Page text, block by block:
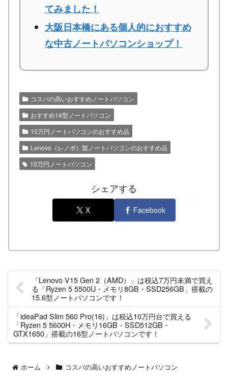
てみました！
大阪日本橋にある個人的におすすめ
な中古ノートパソコンショップ！
コスパの高いおすすめノートパソコン
おすすめ14型ノートパソコン
10万円ノートパソコンのおすすめ品
Lenovo（レノボ）製ノートパソコンのおすすめ品
10万円ノートパソコン
シェアする
X Facebook
「Lenovo V15 Gen 2（AMD）」は税込7万円未満で買え
る「Ryzen 5 5500U・メモリ8GB・SSD256GB」搭載の
15.6型ノートパソコンです！
「ideaPad Slim 560 Pro(16)」は税込10万円台で買える
「Ryzen 5 5600H・メモリ16GB・SSD512GB・
GTX1650」搭載の16型ノートパソコンです！
ホーム コスパの高いおすすめノートパソコン